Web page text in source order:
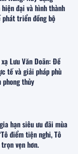
đại và hình thành
triển đồng bộ
Lưu Văn Doãn: Đề
tế và giải pháp phù
phong thủy
hạn siêu ưu đãi mùa
điểm tiện nghi, Tô
vẹn hơn.